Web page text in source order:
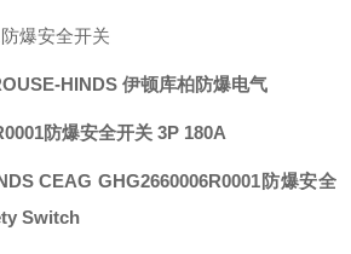
HINDS 伊顿库柏防爆电气
防爆安全开关 3P 180A
CEAGGHG2660006R0001防爆安全
Switch